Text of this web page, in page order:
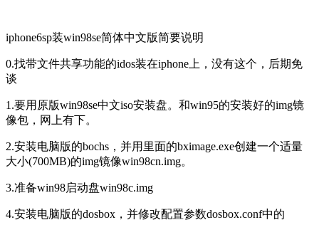
iphone6sp装win98se简体中文版简要说明
0.找带文件共享功能的idos装在iphone 上，没有这个，后期免
谈
1.要用原版win98se中文iso安装盘。和win95的安装好的img镜
像包，网上有下。
2.安装电脑版的bochs ，并用里面的bximage.exe创建一个适量
大小(700MB)的img镜像win98cn.img。
3.准备win98启动盘win98c.img
4.安装电脑版的dosbox ，并修改配置参数dosbox.conf中的